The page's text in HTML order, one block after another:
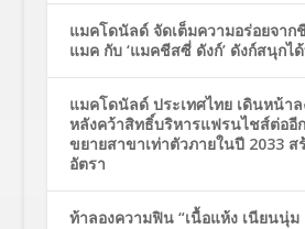
แมคโดนัลด์ จัดเต็มความอร่อยจาก
แมค กับ ‘แมคชีสซี่ ดังก์’ ดังก์สนุกไ
แมคโดนัลด์ ประเทศไทย เดินหน้า
หลังคว้าสิทธิ์บริหารแฟรนไชส์ต่ออี
ขยายสาขาเท่าตัวภายในปี 2033 ส
อัตรา
ท้าลองความฟิน “เนื้อแห้ง เนียนนุ่